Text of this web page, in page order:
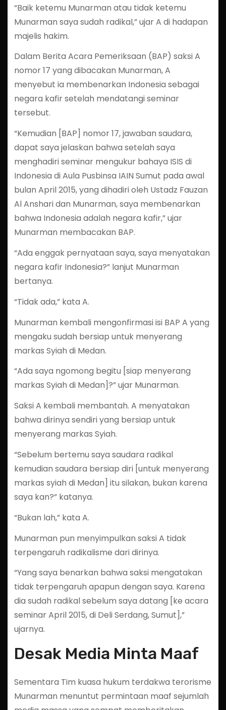
“Baik ketemu Munarman atau tidak ketemu
Munarman saya sudah radikal,” ujar A di hadapan
majelis hakim.
Dalam Berita Acara Pemeriksaan (BAP) saksi A
nomor 17 yang dibacakan Munarman, A
menyebut ia membenarkan Indonesia sebagai
negara kafir setelah mendatangi seminar
tersebut.
“Kemudian [BAP] nomor 17, jawaban saudara,
dapat saya jelaskan bahwa setelah saya
menghadiri seminar mengukur bahaya ISIS di
Indonesia di Aula Pusbinsa IAIN Sumut pada awal
bulan April 2015, yang dihadiri oleh Ustadz Fauzan
Al Anshari dan Munarman, saya membenarkan
bahwa Indonesia adalah negara kafir,” ujar
Munarman membacakan BAP.
“Ada enggak pernyataan saya, saya menyatakan
negara kafir Indonesia?” lanjut Munarman
bertanya.
“Tidak ada,” kata A.
Munarman kembali mengonfirmasi isi BAP A yang
mengaku sudah bersiap untuk menyerang
markas Syiah di Medan.
“Ada saya ngomong begitu [siap menyerang
markas Syiah di Medan]?” ujar Munarman.
Saksi A kembali membantah. A menyatakan
bahwa dirinya sendiri yang bersiap untuk
menyerang markas Syiah.
“Sebelum bertemu saya saudara radikal
kemudian saudara bersiap diri [untuk menyerang
markas syiah di Medan] itu silakan, bukan karena
saya kan?” katanya.
“Bukan lah,” kata A.
Munarman pun menyimpulkan saksi A tidak
terpengaruh radikalisme dari dirinya.
“Yang saya benarkan bahwa saksi mengatakan
tidak terpengaruh apapun dengan saya. Karena
dia sudah radikal sebelum saya datang [ke acara
seminar April 2015, di Deli Serdang, Sumut],”
ujarnya.
Desak Media Minta Maaf
Sementara Tim kuasa hukum terdakwa terorisme
Munarman menuntut permintaan maaf sejumlah